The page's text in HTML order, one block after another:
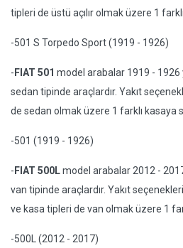
tipleri de üstü açılır olmak üzere 1
-501 S Torpedo Sport (1919 - 1926)
- FIAT 501 model arabalar 1919 - 1926
sedan tipinde araçlardır. Yakıt
de sedan olmak üzere 1 farklı kasaya
-501 (1919 - 1926)
- FIAT 500Lmodel arabalar 2012 -
van tipinde araçlardır. Yakıt
ve kasa tipleri de van olmak üzere 1
-500L (2012 - 2017)